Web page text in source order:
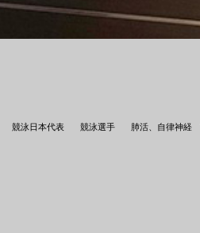
競泳日本代表 競泳選手 肺活、自律神経